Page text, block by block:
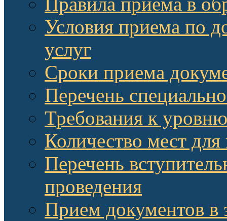
Условия приема по
услуг
Сроки приема
Перечень
Требования к
Количество мест
Перечень
проведения
Прием документов в